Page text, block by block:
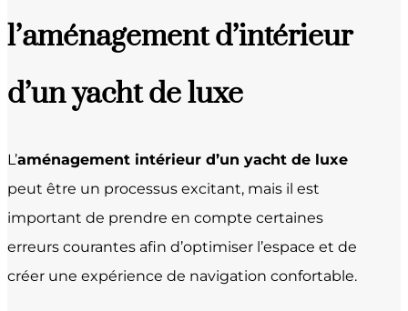
l’aménagement d’intérieur
d’un yacht de luxe
L’aménagement intérieur d’un yacht de luxe
peut être un processus excitant, mais il est
important de prendre en compte certaines
erreurs courantes afin d’optimiser l’espace et de
créer une expérience de navigation confortable.